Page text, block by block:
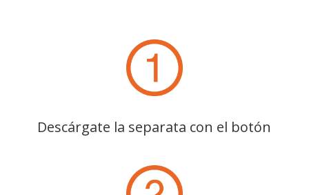
Descárgate la separata con el botón